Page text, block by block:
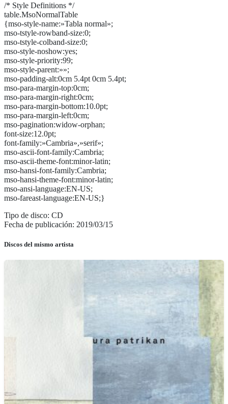
/* Style Definitions */
table.MsoNormalTable
{mso-style-name:»Tabla normal»;
mso-tstyle-rowband-size:0;
mso-tstyle-colband-size:0;
mso-style-noshow:yes;
mso-style-priority:99;
mso-style-parent:»»;
mso-padding-alt:0cm 5.4pt 0cm 5.4pt;
mso-para-margin-top:0cm;
mso-para-margin-right:0cm;
mso-para-margin-bottom:10.0pt;
mso-para-margin-left:0cm;
mso-pagination:widow-orphan;
font-size:12.0pt;
font-family:»Cambria»,»serif»;
mso-ascii-font-family:Cambria;
mso-ascii-theme-font:minor-latin;
mso-hansi-font-family:Cambria;
mso-hansi-theme-font:minor-latin;
mso-ansi-language:EN-US;
mso-fareast-language:EN-US;}
Tipo de disco: CD
Fecha de publicación: 2019/03/15
Discos del mismo artista